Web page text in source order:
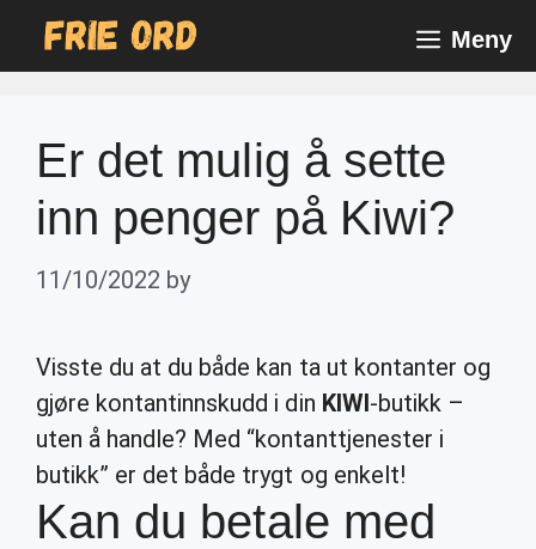
Meny
Er det mulig å sette
inn penger på Kiwi?
11/10/2022 by
Visste du at du både kan ta ut kontanter og
gjøre kontantinnskudd i din KIWI-butikk –
uten å handle? Med “kontanttjenester i
butikk” er det både trygt og enkelt!
Kan du betale med